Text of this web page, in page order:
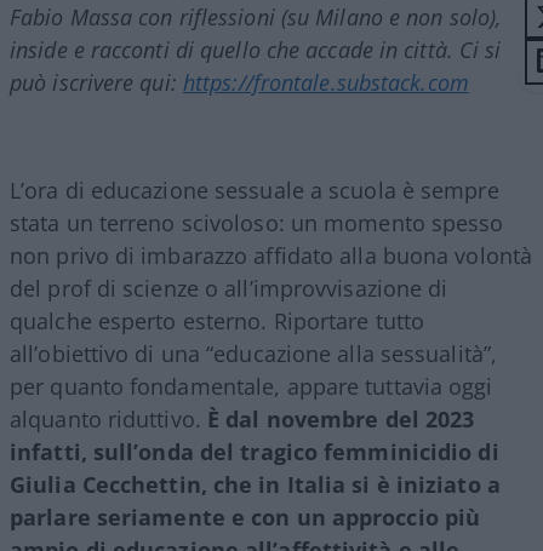
Fabio Massa con riflessioni (su Milano e non solo),
inside e racconti di quello che accade in città. Ci si
può iscrivere qui: https://frontale.substack.com
L’ora di educazione sessuale a scuola è sempre
stata un terreno scivoloso: un momento spesso
non privo di imbarazzo affidato alla buona volontà
del prof di scienze o all’improvvisazione di
qualche esperto esterno. Riportare tutto
all’obiettivo di una “educazione alla sessualità”,
per quanto fondamentale, appare tuttavia oggi
alquanto riduttivo. È dal novembre del 2023
infatti, sull’onda del tragico femminicidio di
Giulia Cecchettin, che in Italia si è iniziato a
parlare seriamente e con un approccio più